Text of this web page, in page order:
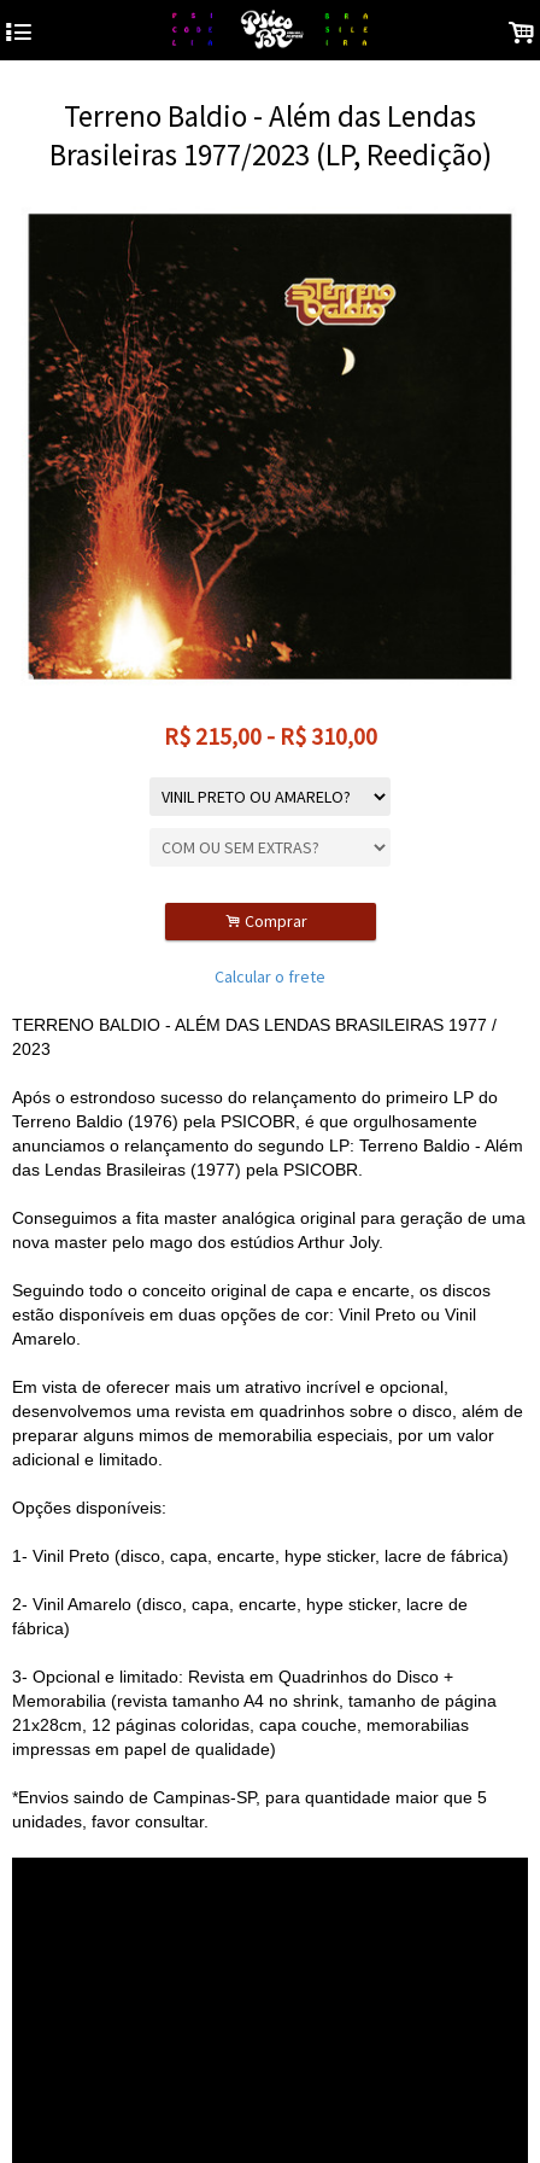
4 .
Terreno Baldio - Além das Lendas
Brasileiras 1977/2023 (LP, Reedição)
R$ 215,00 - R$ 310,00
. Comprar
Calcular o frete
TERRENO BALDIO - ALÉM DAS LENDAS BRASILEIRAS 1977 /
2023
Após o estrondoso sucesso do relançamento do primeiro LP do
Terreno Baldio (1976) pela PSICOBR, é que orgulhosamente
anunciamos o relançamento do segundo LP: Terreno Baldio - Além
das Lendas Brasileiras (1977) pela PSICOBR.
Conseguimos a fita master analógica original para geração de uma
nova master pelo mago dos estúdios Arthur Joly.
Seguindo todo o conceito original de capa e encarte, os discos
estão disponíveis em duas opções de cor: Vinil Preto ou Vinil
Amarelo.
Em vista de oferecer mais um atrativo incrível e opcional,
desenvolvemos uma revista em quadrinhos sobre o disco, além de
preparar alguns mimos de memorabilia especiais, por um valor
adicional e limitado.
Opções disponíveis:
1- Vinil Preto (disco, capa, encarte, hype sticker, lacre de fábrica)
2- Vinil Amarelo (disco, capa, encarte, hype sticker, lacre de
fábrica)
3- Opcional e limitado: Revista em Quadrinhos do Disco +
Memorabilia (revista tamanho A4 no shrink, tamanho de página
21x28cm, 12 páginas coloridas, capa couche, memorabilias
impressas em papel de qualidade)
*Envios saindo de Campinas-SP, para quantidade maior que 5
unidades, favor consultar.